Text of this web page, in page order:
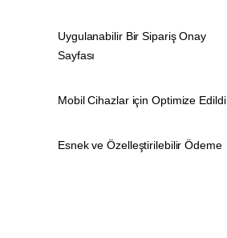
Uygulanabilir Bir Sipariş Onay
Sayfası
Mobil Cihazlar için Optimize Edildi
Esnek ve Özelleştirilebilir Ödeme